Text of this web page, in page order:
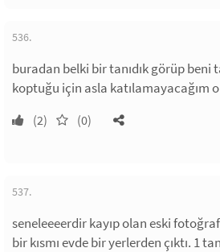
536.
buradan belki bir tanıdık görüp beni
koptuğu için asla katılamayacağım o
(2) (0)
537.
seneleeeerdir kayıp olan eski
bir kısmı evde bir yerlerden çıktı. 1